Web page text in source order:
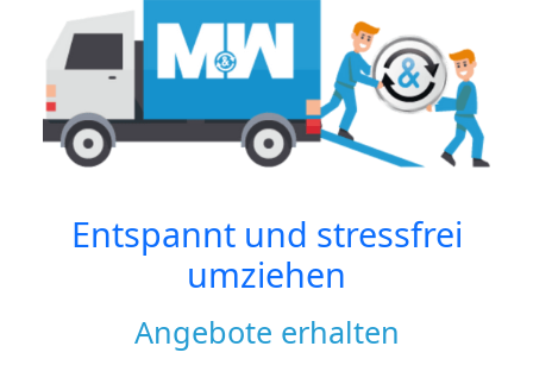
Entspannt und stressfrei
umziehen
Angebote erhalten